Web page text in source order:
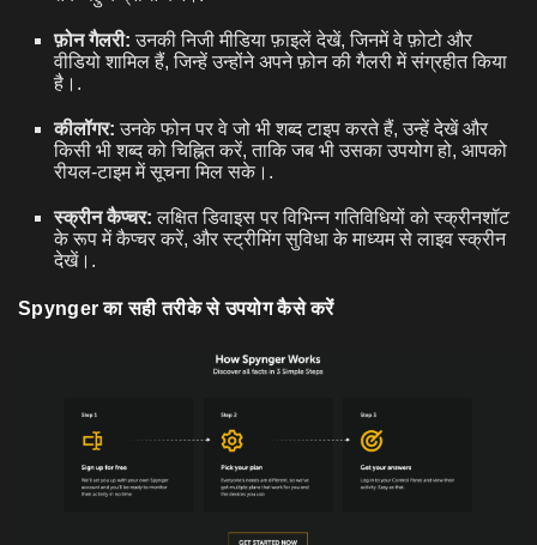
फ़ोन गैलरी: उनकी निजी मीडिया फ़ाइलें देखें, जिनमें वे फ़ोटो और
वीडियो शामिल हैं, जिन्हें उन्होंने अपने फ़ोन की गैलरी में संग्रहीत किया
है।.
कीलॉगर: उनके फोन पर वे जो भी शब्द टाइप करते हैं, उन्हें देखें और
किसी भी शब्द को चिह्नित करें, ताकि जब भी उसका उपयोग हो, आपको
रीयल-टाइम में सूचना मिल सके।.
स्क्रीन कैप्चर: लक्षित डिवाइस पर विभिन्न गतिविधियों को स्क्रीनशॉट
के रूप में कैप्चर करें, और स्ट्रीमिंग सुविधा के माध्यम से लाइव स्क्रीन
देखें।.
Spynger का सही तरीके से उपयोग कैसे करें